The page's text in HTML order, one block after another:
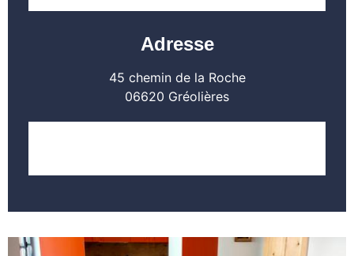
Adresse
45 chemin de la Roche
06620 Gréolières